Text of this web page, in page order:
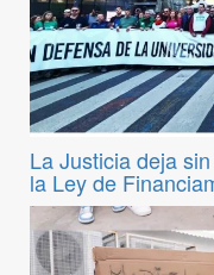
La Justicia deja
la Ley de